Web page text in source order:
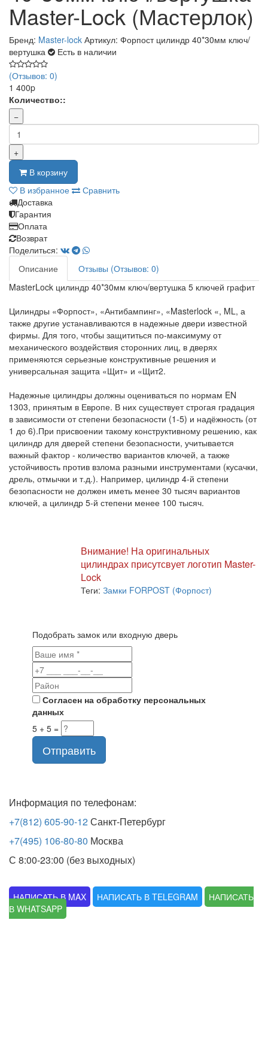
Master-Lock (Мастерлок)
Бренд: Master-lock Артикул: Форпост цилиндр 40*30мм ключ/
вертушка
Есть в наличии
(Отзывов: 0)
1 400p
Количество::
−
+
В корзину
В избранное
Сравнить
Доставка
Гарантия
Оплата
Возврат
Поделиться:
Описание
Отзывы (Отзывов: 0)
MasterLock цилиндр 40*30мм ключ/вертушка 5 ключей графит
Цилиндры «Форпост», «Антибампинг», «Masterlock «, ML, а
также другие устанавливаются в надежные двери известной
фирмы. Для того, чтобы защититься по-максимуму от
механического воздействия сторонних лиц, в дверях
применяются серьезные конструктивные решения и
универсальная защита «Щит» и «Щит2.
Надежные цилиндры должны оцениваться по нормам EN
1303, принятым в Европе. В них существует строгая градация
в зависимости от степени безопасности (1-5) и надёжность (от
1 до 6).При присвоении такому конструктивному решению, как
цилиндр для дверей степени безопасности, учитывается
важный фактор - количество вариантов ключей, а также
устойчивость против взлома разными инструментами (кусачки,
дрель, отмычки и т.д.). Например, цилиндр 4-й степени
безопасности не должен иметь менее 30 тысяч вариантов
ключей, а цилиндр 5-й степени менее 100 тысяч.
Внимание! На оригинальных
цилиндрах присутсвует логотип Master-
Lock
Теги: Замки FORPOST (Форпост)
Подобрать замок или входную дверь
Согласен на обработку персональных
данных
5 + 5 =
Отправить
Информация по телефонам:
+7(812) 605-90-12Санкт-Петербург
+7(495) 106-80-80 Москва
С 8:00-23:00 (без выходных)
НАПИСАТЬ В MAX НАПИСАТЬ В TELEGRAM
НАПИСАТЬ
В WHATSAPP